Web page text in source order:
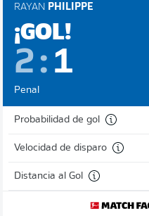
RAYAN PHILIPPE
¡GOL!
2: 1
Penal
Probabilidad de gol
Velocidad de disparo
Distancia al Gol